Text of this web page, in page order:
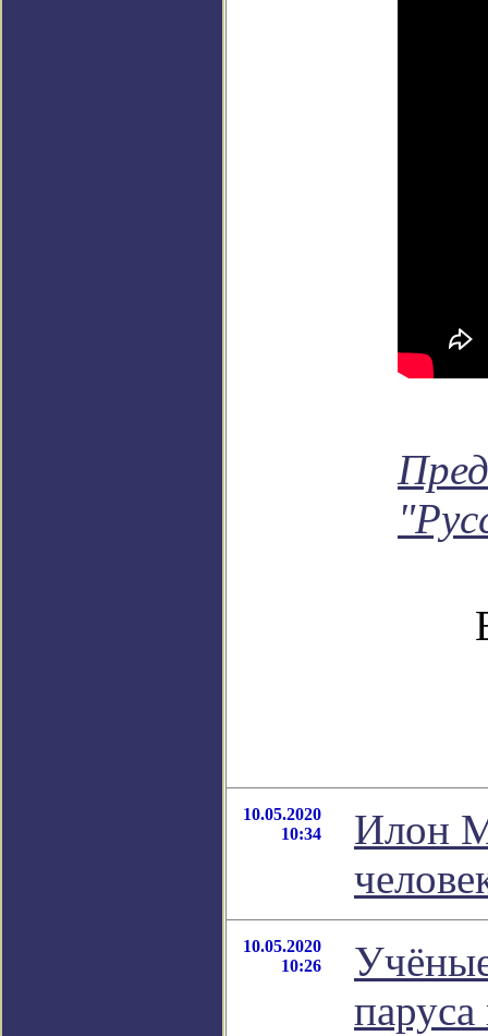
10.05.2020
10:34
Илон
10.05.2020
10:26
паруса